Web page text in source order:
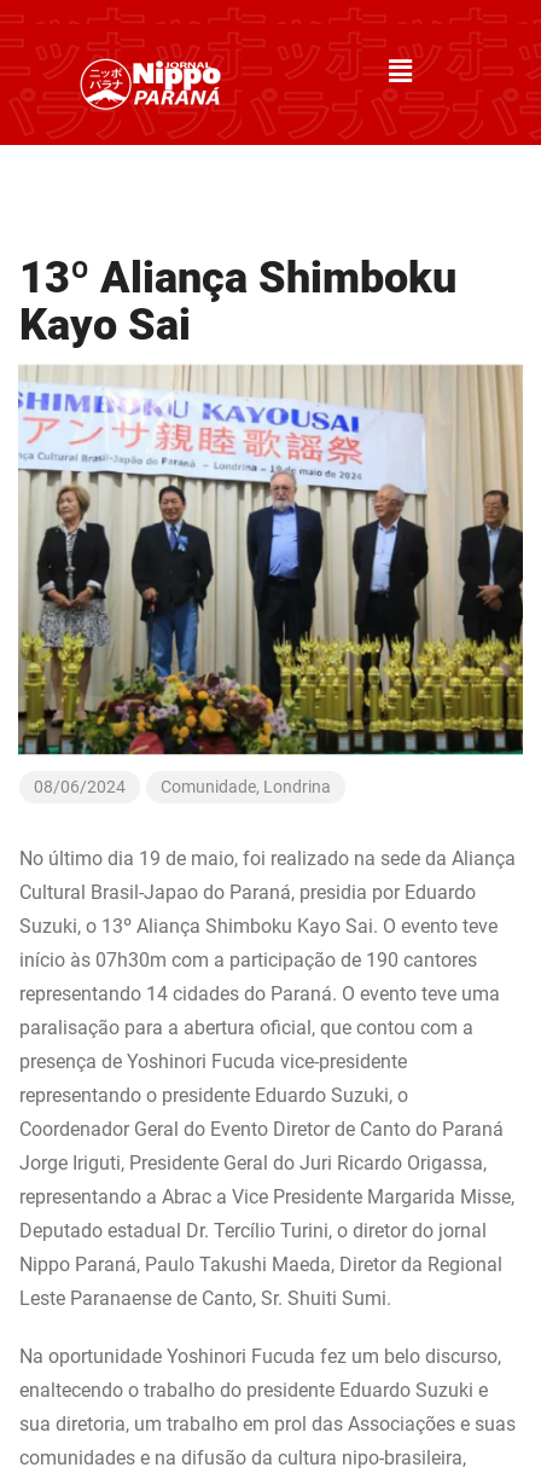
13º Aliança Shimboku
Kayo Sai
08/06/2024 Comunidade, Londrina
No último dia 19 de maio, foi realizado na sede da Aliança
Cultural Brasil-Japao do Paraná, presidia por Eduardo
Suzuki, o 13º Aliança Shimboku Kayo Sai. O evento teve
início às 07h30m com a participação de 190 cantores
representando 14 cidades do Paraná. O evento teve uma
paralisação para a abertura oficial, que contou com a
presença de Yoshinori Fucuda vice-presidente
representando o presidente Eduardo Suzuki, o
Coordenador Geral do Evento Diretor de Canto do Paraná
Jorge Iriguti, Presidente Geral do Juri Ricardo Origassa,
representando a Abrac a Vice Presidente Margarida Misse,
Deputado estadual Dr. Tercílio Turini, o diretor do jornal
Nippo Paraná, Paulo Takushi Maeda, Diretor da Regional
Leste Paranaense de Canto, Sr. Shuiti Sumi.
Na oportunidade Yoshinori Fucuda fez um belo discurso,
enaltecendo o trabalho do presidente Eduardo Suzuki e
sua diretoria, um trabalho em prol das Associações e suas
comunidades e na difusão da cultura nipo-brasileira,